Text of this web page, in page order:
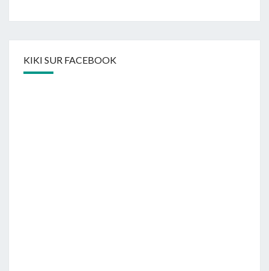
KIKI SUR FACEBOOK